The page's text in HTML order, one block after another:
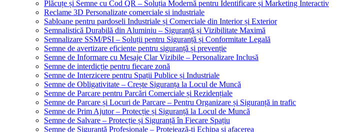
Plăcuțe și Semne cu Cod QR – Soluția Modernă pentru Identificare și Marketing Interactiv
Reclame 3D Personalizate comerciale si industriale
Sabloane pentru pardoseli Industriale și Comerciale din Interior și Exterior
Semnalistică Durabilă din Aluminiu – Siguranță și Vizibilitate Maximă
Semnalizare SSM/PSI – Soluții pentru Siguranță și Conformitate Legală
Semne de avertizare eficiente pentru siguranță și prevenție
Semne de Informare cu Mesaje Clar Vizibile – Personalizare Inclusă
Semne de interdicție pentru fiecare zonă
Semne de Interzicere pentru Spații Publice și Industriale
Semne de Obligativitate – Crește Siguranța la Locul de Muncă
Semne de Parcare pentru Parcări Comerciale și Rezidențiale
Semne de Parcare și Locuri de Parcare – Pentru Organizare și Siguranță in trafic
Semne de Prim Ajutor – Protecție și Siguranță la Locul de Muncă
Semne de Salvare – Protecție și Siguranță în Fiecare Spațiu
Semne de Siguranță Profesionale – Protejează-ți Echipa și afacerea